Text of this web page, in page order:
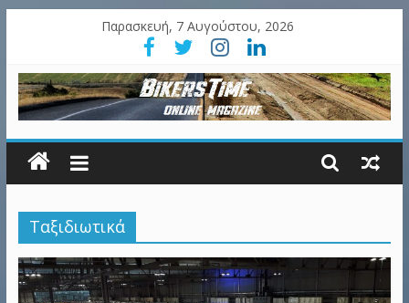
Παρασκευή, 7 Αυγούστου, 2026
Ταξιδιωτικά